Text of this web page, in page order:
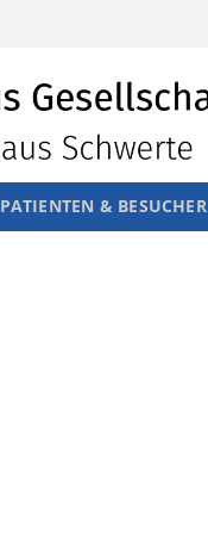
PATIENTEN & BESUCHER